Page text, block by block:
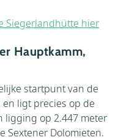
Siegerlandhütte hier
Hauptkamm,
startpunt van de
ligt precies op de
ligging op 2.447 meter
Sextener Dolomieten.